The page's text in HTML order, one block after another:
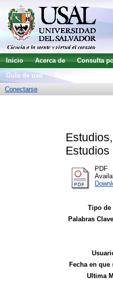
Inicio Acerca de Consulta
Guía de uso
Conectarse
Estudios
PDF
Tipo de
Palabras
Fecha en que
Ultima